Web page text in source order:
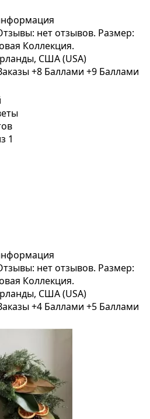
нет отзывов. Размер:
Коллекция.
США (USA)
+8 Баллами +9 Баллами
нет отзывов. Размер:
Коллекция.
США (USA)
+4 Баллами +5 Баллами